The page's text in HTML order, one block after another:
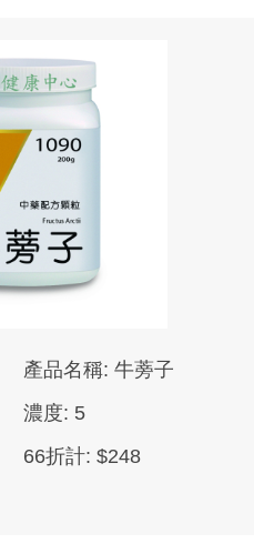
產品名稱: 牛蒡子
濃度: 5
66折計: $248